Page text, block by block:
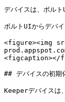
デバイスは、ボル
ボルトUIからデバ
<figure><img
<figcaption></
## デバイスの初期
Keeperデバイスは